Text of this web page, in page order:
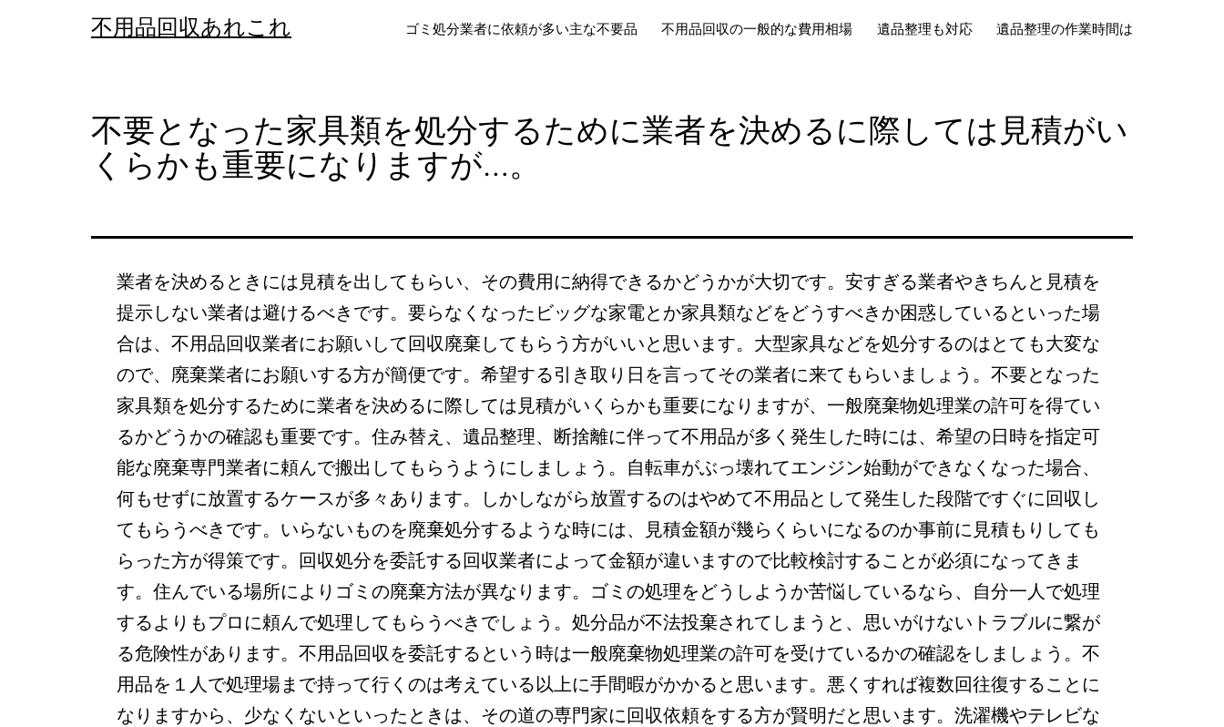
不用品回収あれこれ ゴミ処分業者に依頼が多い主な不要品 不用品回収の一般的な費用相場 遺品整理も対応 遺品整理の作業時間は
不要となった家具類を処分するために業者を決めるに際しては見積がい
くらかも重要になりますが…。
業者を決めるときには見積を出してもらい、その費用に納得できるかどうかが大切です。安すぎる業者やきちんと見積を
提示しない業者は避けるべきです。要らなくなったビッグな家電とか家具類などをどうすべきか困惑しているといった場
合は、不用品回収業者にお願いして回収廃棄してもらう方がいいと思います。大型家具などを処分するのはとても大変な
ので、廃棄業者にお願いする方が簡便です。希望する引き取り日を言ってその業者に来てもらいましょう。不要となった
家具類を処分するために業者を決めるに際しては見積がいくらかも重要になりますが、一般廃棄物処理業の許可を得てい
るかどうかの確認も重要です。住み替え、遺品整理、断捨離に伴って不用品が多く発生した時には、希望の日時を指定可
能な廃棄専門業者に頼んで搬出してもらうようにしましょう。自転車がぶっ壊れてエンジン始動ができなくなった場合、
何もせずに放置するケースが多々あります。しかしながら放置するのはやめて不用品として発生した段階ですぐに回収し
てもらうべきです。いらないものを廃棄処分するような時には、見積金額が幾らくらいになるのか事前に見積もりしても
らった方が得策です。回収処分を委託する回収業者によって金額が違いますので比較検討することが必須になってきま
す。住んでいる場所によりゴミの廃棄方法が異なります。ゴミの処理をどうしようか苦悩しているなら、自分一人で処理
するよりもプロに頼んで処理してもらうべきでしょう。処分品が不法投棄されてしまうと、思いがけないトラブルに繋が
る危険性があります。不用品回収を委託するという時は一般廃棄物処理業の許可を受けているかの確認をしましょう。不
用品を１人で処理場まで持って行くのは考えている以上に手間暇がかかると思います。悪くすれば複数回往復することに
なりますから、少なくないといったときは、その道の専門家に回収依頼をする方が賢明だと思います。洗濯機やテレビな